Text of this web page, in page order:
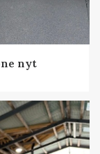
nyt